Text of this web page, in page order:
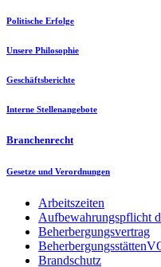
Politische Erfolge
Unsere Philosophie
Geschäftsberichte
Interne Stellenangebote
Branchenrecht
Gesetze und Verordnungen
Arbeitszeiten
Aufbewahrungspflicht
Beherbergungsvertrag
Brandschutz